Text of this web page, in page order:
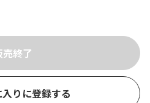
りに登録する